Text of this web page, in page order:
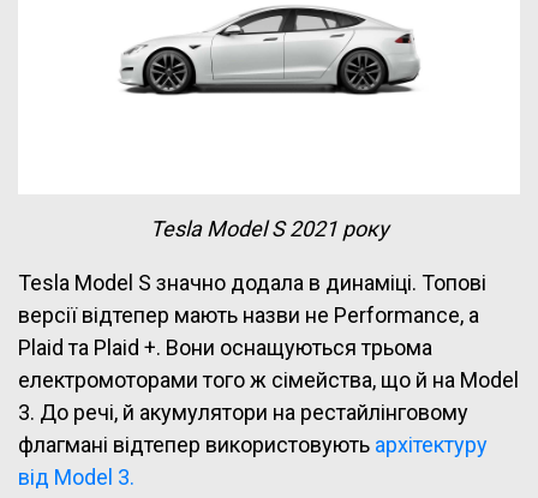
Tesla Model S 2021 року
Tesla Model S значно додала в динаміці. Топові
версії відтепер мають назви не Performance, а
Plaid та Plaid +. Вони оснащуються трьома
електромоторами того ж сімейства, що й на Model
3. До речі, й акумулятори на рестайлінговому
флагмані відтепер використовують архітектуру
від Model 3.